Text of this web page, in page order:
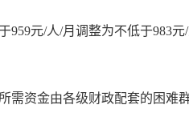
元/人/月调整为不低于983元/
需资金由各级财政配套的困难